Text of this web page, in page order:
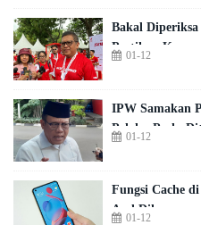
Bakal
Pastikan
01-12
IPW Samakan
Pelaku Perlu
01-12
Fungsi Cache
Asal Dihapus
01-12